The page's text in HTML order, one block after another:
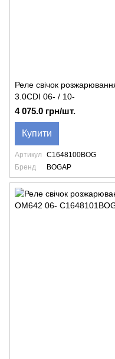
Реле свічок
3.0CDI 06- / 10-
4 075.0 грн/шт.
Купити
Артикул
C1648100BOG
Бренд
BOGAP